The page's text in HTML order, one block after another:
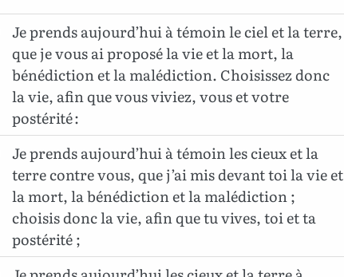
Je prends aujourd’hui à témoin le ciel et la terre,
que je vous ai proposé la vie et la mort, la
bénédiction et la malédiction. Choisissez donc
la vie, afin que vous viviez, vous et votre
postérité :
Je prends aujourd’hui à témoin les cieux et la
terre contre vous, que j’ai mis devant toi la vie et
la mort, la bénédiction et la malédiction ;
choisis donc la vie, afin que tu vives, toi et ta
postérité ;